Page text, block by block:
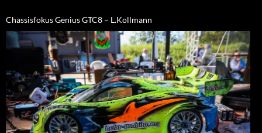
Chassisfokus Genius GTC8 – L.Kollmann